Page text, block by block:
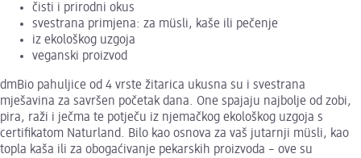
čisti i prirodni okus
svestrana primjena: za müsli, kaše ili pečenje
iz ekološkog uzgoja
veganski proizvod
dmBio pahuljice od 4 vrste žitarica ukusna su i svestrana
mješavina za savršen početak dana. One spajaju najbolje od zobi,
pira, raži i ječma te potječu iz njemačkog ekološkog uzgoja s
certifikatom Naturland. Bilo kao osnova za vaš jutarnji müsli, kao
topla kaša ili za obogaćivanje pekarskih proizvoda – ove su